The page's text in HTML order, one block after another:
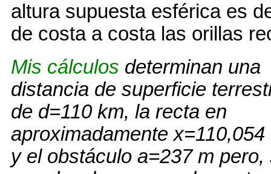
altura supuesta esférica es
de costa a costa las orillas
Mis cálculos determinan una
distancia de superficie
de d=110 km, la recta en
aproximadamente x=110,054
y el obstáculo a=237 m pero,